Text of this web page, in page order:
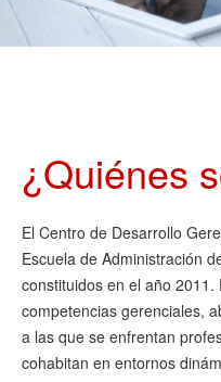
¿Quiénes
El Centro de Desarrollo
Escuela de Administración
constituidos en el año
competencias gerenciales,
a las que se enfrentan
cohabitan en entornos